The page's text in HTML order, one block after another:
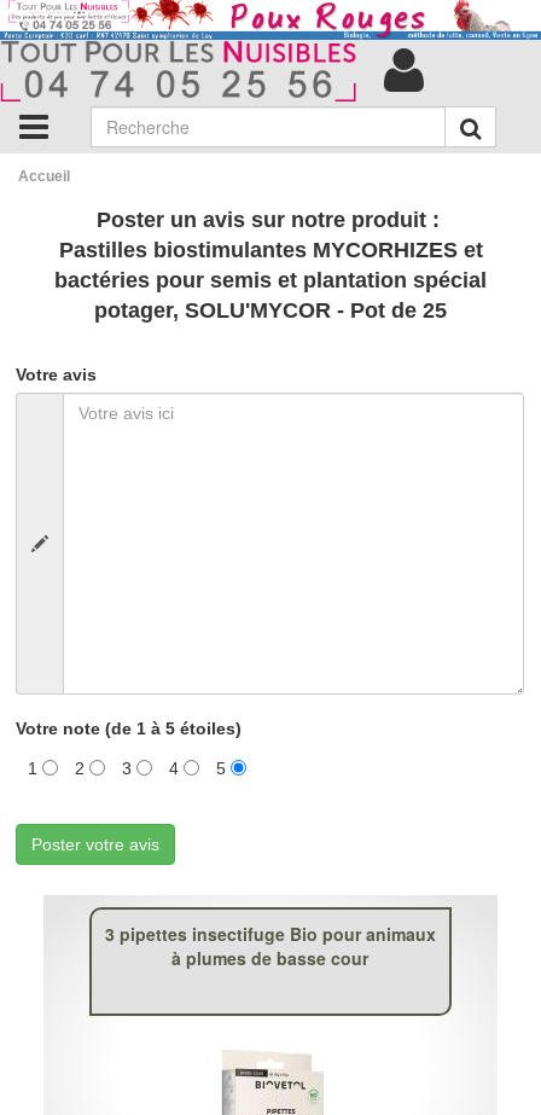
Accueil
Poster un avis sur notre produit :
Pastilles biostimulantes MYCORHIZES et
bactéries pour semis et plantation spécial
potager, SOLU'MYCOR - Pot de 25
Votre avis
Votre note (de 1 à 5 étoiles)
1 2 3 4 5
Poster votre avis
3 pipettes insectifuge Bio pour animaux
à plumes de basse cour